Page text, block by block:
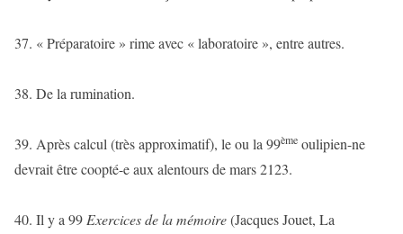
37. « Préparatoire » rime avec « laboratoire », entre autres.
38. De la rumination.
39. Après calcul (très approximatif), le ou la 99ème oulipien-ne
devrait être coopté-e aux alentours de mars 2123.
40. Il y a 99 Exercices de la mémoire(Jacques Jouet, La